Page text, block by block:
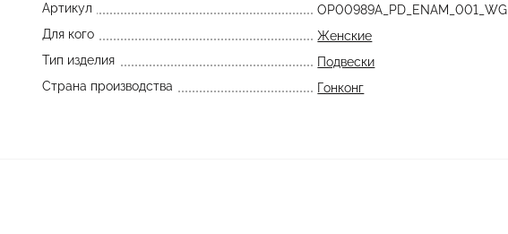
Артикул
OP00989A_PD_ENAM_001_WG
Для кого
Женские
Тип изделия
Подвески
Страна производства
Гонконг